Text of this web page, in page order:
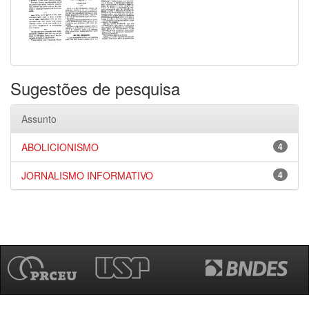
Sugestões de pesquisa
Assunto
4
ABOLICIONISMO
4
JORNALISMO INFORMATIVO